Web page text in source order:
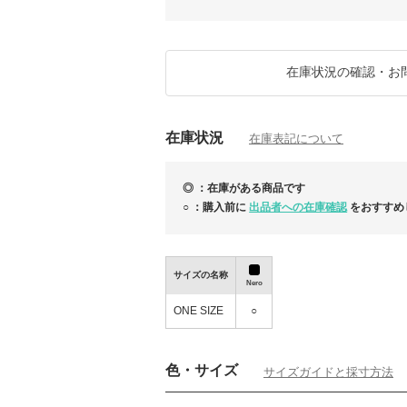
※在庫状況は日々変動しておりますのでご
※国際郵便は天候悪化や配送荷物の増加に
■「あんしんプラス」のご加入を強くお勧め
「あんしんプラス」
在庫状況の確認・お
在庫状況 在庫表記について
◎ ：在庫がある商品です
○ ：購入前に 出品者への在庫確認 をおすす
サイズの名称
Nero
ONE SIZE ○
色・サイズ サイズガイドと採寸方法